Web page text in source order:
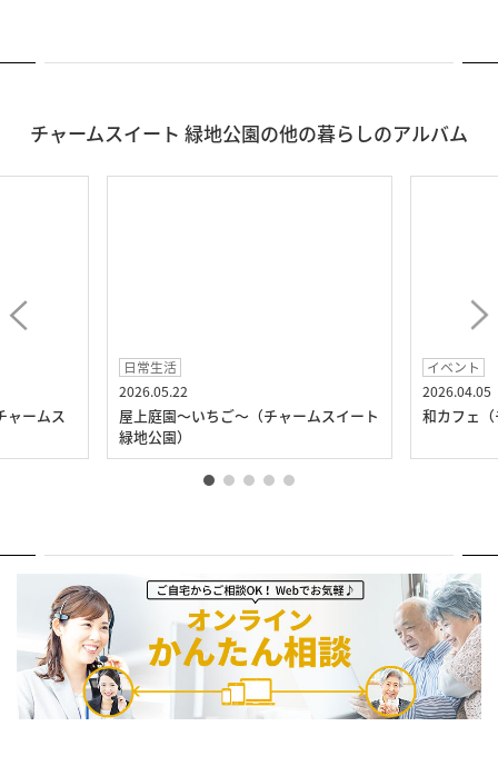
チャームスイート 緑地公園の他の暮らしのアルバム
ャームス
日常生活
2026.05.22
屋上庭園～いちご～（チャームスイート
緑地公園）
イベント
2026.04.05
和カフェ